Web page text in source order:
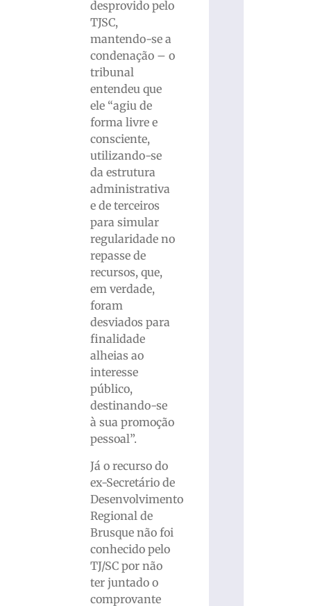
desprovido pelo
TJSC,
mantendo-se a
condenação – o
tribunal
entendeu que
ele “agiu de
forma livre e
consciente,
utilizando-se
da estrutura
administrativa
e de terceiros
para simular
regularidade no
repasse de
recursos, que,
em verdade,
foram
desviados para
finalidade
alheias ao
interesse
público,
destinando-se
à sua promoção
pessoal”.
Já o recurso do
ex-Secretário de
Desenvolvimento
Regional de
Brusque não foi
conhecido pelo
TJ/SC por não
ter juntado o
comprovante